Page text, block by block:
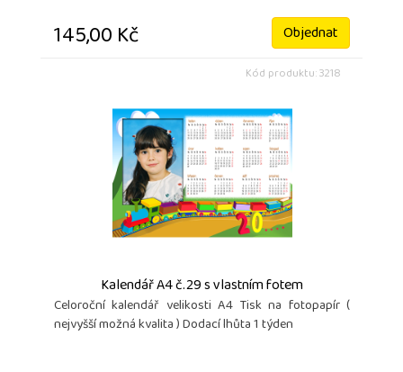
145,00 Kč Objednat
Kód produktu: 3218
Kalendář A4 č.29 s vlastním fotem
Celoroční kalendář velikosti A4 Tisk na fotopapír (
nejvyšší možná kvalita ) Dodací lhůta 1 týden